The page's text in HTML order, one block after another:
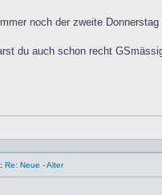
noch der zweite
du auch schon recht
Re: Neue - Alter